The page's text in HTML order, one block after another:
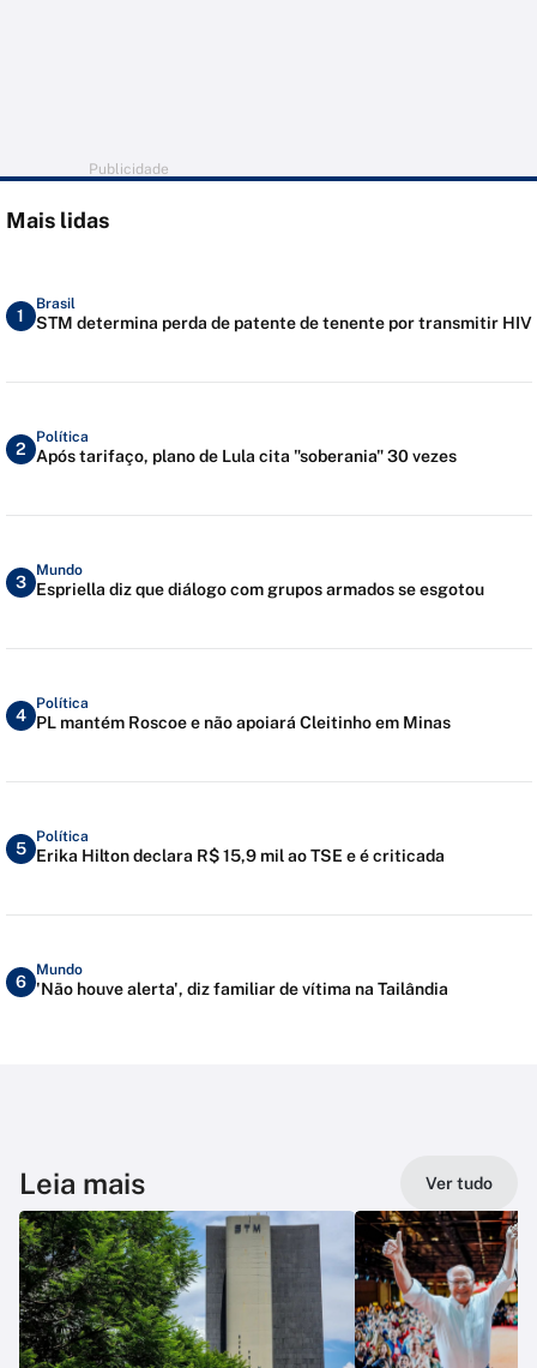
Publicidade
Mais lidas
1
Brasil
STM determina perda de patente de tenente por transmitir HIV
2
Política
Após tarifaço, plano de Lula cita "soberania" 30 vezes
3
Mundo
Espriella diz que diálogo com grupos armados se esgotou
4
Política
PL mantém Roscoe e não apoiará Cleitinho em Minas
5
Política
Erika Hilton declara R$ 15,9 mil ao TSE e é criticada
6
Mundo
'Não houve alerta', diz familiar de vítima na Tailândia
Leia mais Ver tudo